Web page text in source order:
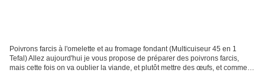
Poivrons farcis à l'omelette et au fromage fondant (Multicuiseur 45 en 1
Tefal) Allez aujourd'hui je vous propose de préparer des poivrons farcis,
mais cette fois on va oublier la viande, et plutôt mettre des œufs, et comme